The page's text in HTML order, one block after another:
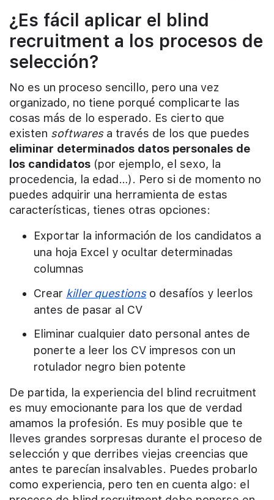
¿Es fácil aplicar el blind
recruitment a los procesos de
selección?
No es un proceso sencillo, pero una vez
organizado, no tiene porqué complicarte las
cosas más de lo esperado. Es cierto que
existen softwaresa través de los que puedes
eliminar determinados datos personales de
los candidatos (por ejemplo, el sexo, la
procedencia, la edad…). Pero si de momento no
puedes adquirir una herramienta de estas
características, tienes otras opciones:
Exportar la información de los candidatos a
una hoja Excel y ocultar determinadas
columnas
Crear killer questionso desafíos y leerlos
antes de pasar al CV
Eliminar cualquier dato personal antes de
ponerte a leer los CV impresos con un
rotulador negro bien potente
De partida, la experiencia del blind recruitment
es muy emocionante para los que de verdad
amamos la profesión. Es muy posible que te
lleves grandes sorpresas durante el proceso de
selección y que derribes viejas creencias que
antes te parecían insalvables. Puedes probarlo
como experiencia, pero ten en cuenta algo: el